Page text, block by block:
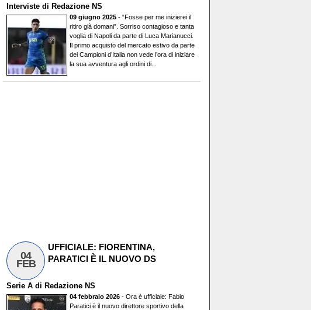
Interviste di Redazione NS
09 giugno 2025 - “Fosse per me inizierei il
ritiro già domani”. Sorriso contagioso e tanta
voglia di Napoli da parte di Luca Marianucci.
Il primo acquisto del mercato estivo da parte
dei Campioni d’Italia non vede l’ora di iniziare
la sua avventura agli ordini di...
04
FEB
UFFICIALE: FIORENTINA,
PARATICI È IL NUOVO DS
Serie A di Redazione NS
04 febbraio 2026 - Ora è ufficiale: Fabio
Paratici è il nuovo direttore sportivo della